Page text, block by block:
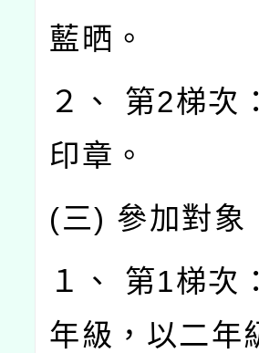
藍晒。
２、 第2梯次
印章。
(三) 參加對象
１、 第1梯次
年級，以二年